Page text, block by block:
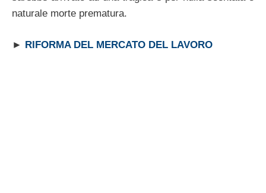
naturale morte prematura.
► RIFORMA DEL MERCATO DEL LAVORO